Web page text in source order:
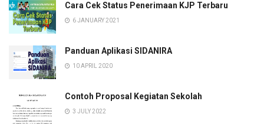
Cara Cek Status Penerimaan KJP Terbaru
6 JANUARY 2021
Panduan Aplikasi SIDANIRA
10 APRIL 2020
Contoh Proposal Kegiatan Sekolah
3 JULY 2022